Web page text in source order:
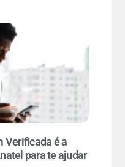
Verificada é a
para te ajudar